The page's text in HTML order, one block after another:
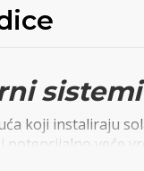
koji instaliraju
potencijalno veće